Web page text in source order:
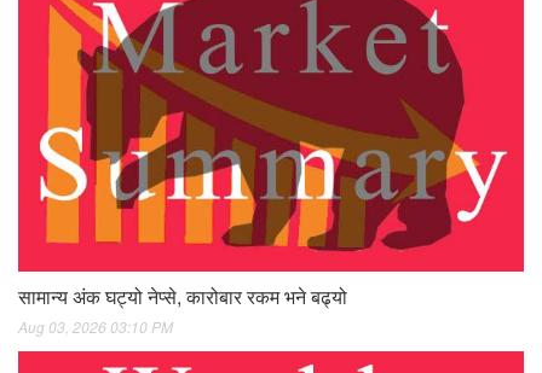
सामान्य अंक घट्यो नेप्से, कारोबार रकम भने बढ्यो
Aug 03, 2026 03:10 PM